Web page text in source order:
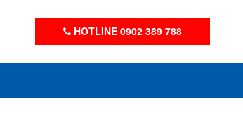
HOTLINE 0902 389 788